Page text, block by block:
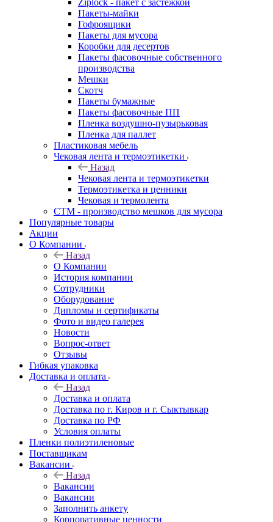
Ziplock - пакет с застежкой
Пакеты-майки
Гофроящики
Пакеты для мусора
Коробки для десертов
Пакеты фасовочные собственного
производства
Мешки
Скотч
Пакеты бумажные
Пакеты фасовочные ПП
Пленка воздушно-пузырьковая
Пленка для паллет
Пластиковая мебель
Чековая лента и термоэтикетки
Назад
Чековая лента и термоэтикетки
Термоэтикетка и ценники
Чековая и термолента
СТМ - производство мешков для мусора
Популярные товары
Акции
О Компании
Назад
О Компании
История компании
Сотрудники
Оборудование
Дипломы и сертификаты
Фото и видео галерея
Новости
Вопрос-ответ
Отзывы
Гибкая упаковка
Доставка и оплата
Назад
Доставка и оплата
Доставка по г. Киров и г. Сыктывкар
Доставка по РФ
Условия оплаты
Пленки полиэтиленовые
Поставщикам
Вакансии
Назад
Вакансии
Вакансии
Заполнить анкету
Корпоративные ценности